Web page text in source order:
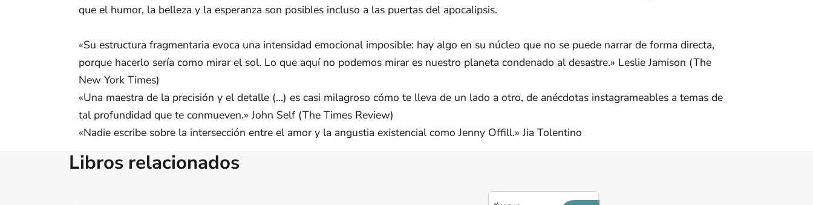
que el humor, la belleza y la esperanza son posibles incluso a las puertas del apocalipsis.
«Su estructura fragmentaria evoca una intensidad emocional imposible: hay algo en su núcleo que no se puede narrar de forma directa,
porque hacerlo sería como mirar el sol. Lo que aquí no podemos mirar es nuestro planeta condenado al desastre.» Leslie Jamison (The
New York Times)
«Una maestra de la precisión y el detalle (...) es casi milagroso cómo te lleva de un lado a otro, de anécdotas instagrameables a temas de
tal profundidad que te conmueven.» John Self (The Times Review)
«Nadie escribe sobre la intersección entre el amor y la angustia existencial como Jenny Offill.» Jia Tolentino
Libros relacionados